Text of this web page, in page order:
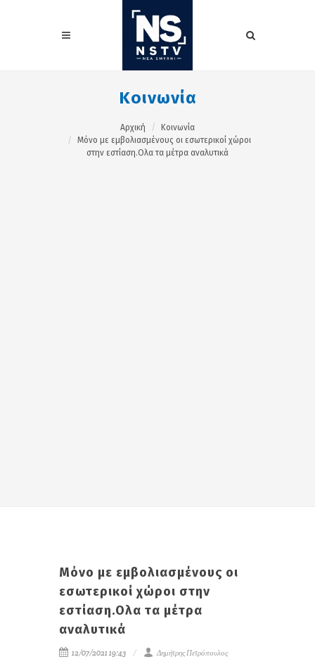
Κοινωνία
Αρχική
Κοινωνία
Μόνο με εμβολιασμένους οι εσωτερικοί χώροι
στην εστίαση.Ολα τα μέτρα αναλυτικά
Μόνο με εμβολιασμένους οι
εσωτερικοί χώροι στην
εστίαση.Ολα τα μέτρα
αναλυτικά
12/07/2021 19:43
Δημήτρης Πετρόπουλος